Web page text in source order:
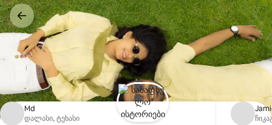
კონტენტზე
გადასვლა
Md
დალასი, ტეხასი